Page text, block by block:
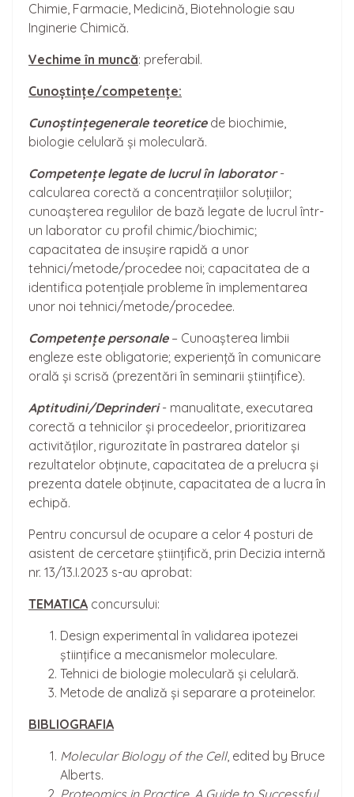
Chimie, Farmacie, Medicină, Biotehnologie sau
Inginerie Chimică.
Vechime în muncă: preferabil.
Cunoștințe/competențe:
Cunoștințegenerale teoreticede biochimie,
biologie celulară și moleculară.
Competențe legate de lucrul în laborator-
calcularea corectă a concentrațiilor soluțiilor;
cunoașterea regulilor de bază legate de lucrul într-
un laborator cu profil chimic/biochimic;
capacitatea de insușire rapidă a unor
tehnici/metode/procedee noi; capacitatea de a
identifica potențiale probleme în implementarea
unor noi tehnici/metode/procedee.
Competențe personale– Cunoașterea limbii
engleze este obligatorie; experiență în comunicare
orală și scrisă (prezentări în seminarii științifice).
Aptitudini/Deprinderi- manualitate, executarea
corectă a tehnicilor și procedeelor, prioritizarea
activităților, rigurozitate în pastrarea datelor și
rezultatelor obținute, capacitatea de a prelucra și
prezenta datele obținute, capacitatea de a lucra în
echipă.
Pentru concursul de ocupare a celor 4 posturi de
asistent de cercetare științifică, prin Decizia internă
nr. 13/13.I.2023 s-au aprobat:
TEMATICA concursului:
Design experimental în validarea ipotezei
științifice a mecanismelor moleculare.
Tehnici de biologie moleculară și celulară.
Metode de analiză și separare a proteinelor.
BIBLIOGRAFIA
Molecular Biology of the Cell, edited by Bruce
Alberts.
Proteomics in Practice. A Guide to Successful